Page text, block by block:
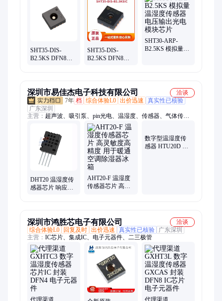
碳化硅、警报器、充电器、保险丝、钽电容、电源板、收发器、
处理器、接触器、贴片mos、整流器、存储器
SHT35-DIS-
B2.5KS DFN8丝
SHT35-DIS-
B2.5KS DFN8
SHT30-ARP-
B2.5KS 模拟量温
深圳市易佳杰电子科技有限公司
洽谈
7年 档 综合体验L0 出价迅速
真实性已核验
广东深圳
主营： 超声波、吸引泵、pin光电、温湿度、传感器、气体传感
器、变送器、气体压力、相机自动、红外光电、控制设备、线性
霍尔、石油化工、汽车电子
DHT20 温湿度传
感器芯片 响应迅
AHT20-F 温湿度
传感器芯片 高灵
数字型温湿度传
感器 HTU20D 高
深圳市鸿胜芯电子有限公司
洽谈
综合体验L0
回复及时 出价迅速 真实性已核验
广东深圳
主营： IC芯片、集成IC、电子元器件、二三极管